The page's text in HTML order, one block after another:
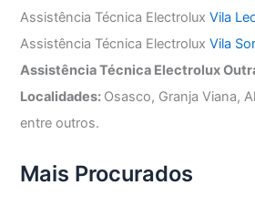
Assistência Técnica ElectroluxVila
Assistência Técnica ElectroluxVila
Assistência Técnica Electrolux
Localidades: Osasco, Granja Viana,
entre outros.
Mais Procurados